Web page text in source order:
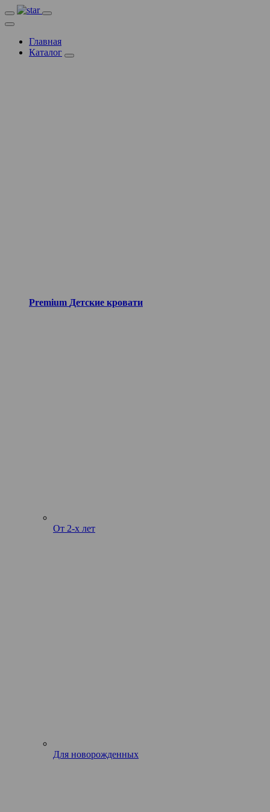
Главная
Каталог
Premium Детские кровати
От 2-х лет
Для новорожденных